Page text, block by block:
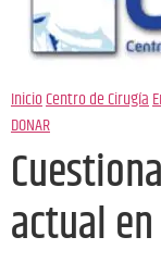
InicioCentro de Cirugía
DONAR
actual